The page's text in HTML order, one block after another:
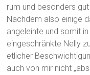
rum und besonders
Nachdem also einige
angeleinte und somit
eingeschränkte Nelly
etlicher
auch von mir nicht